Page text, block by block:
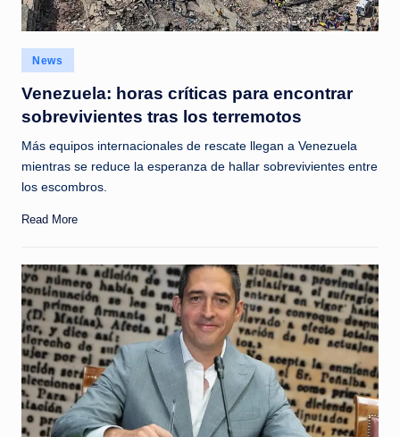
Posted
in
News
Venezuela: horas críticas para encontrar
sobrevivientes tras los terremotos
Más equipos internacionales de rescate llegan a Venezuela
mientras se reduce la esperanza de hallar sobrevivientes entre
los escombros.
Read More